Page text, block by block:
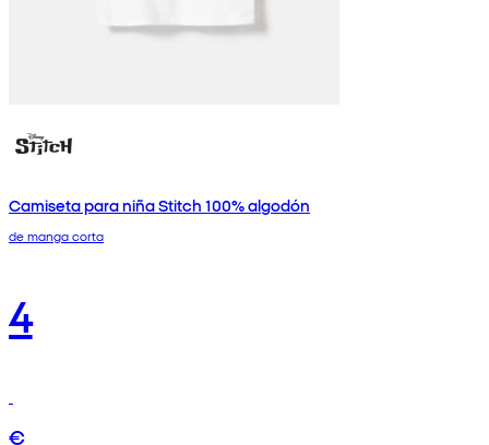
Camiseta para niña Stitch 100% algodón
de manga corta
4
€